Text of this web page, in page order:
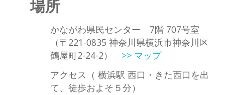
場所
かながわ県民センター 7階 707号室
（〒221-0835 神奈川県横浜市神奈川区
鶴屋町2-24-2） >> マップ
アクセス（ 横浜駅 西口・きた西口を出
て、徒歩およそ５分）